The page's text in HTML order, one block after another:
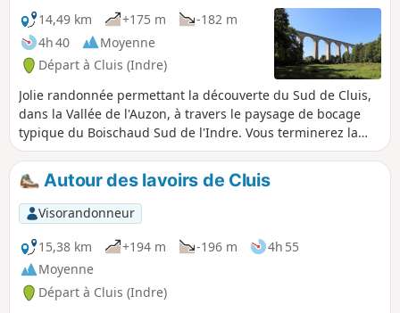
14,49 km +175 m
-182 m
4h 40
Moyenne
Départ à Cluis (Indre)
Jolie randonnée permettant la découverte du Sud de Cluis,
dans la Vallée de l'Auzon, à travers le paysage de bocage
typique du Boischaud Sud de l'Indre. Vous terminerez la
randonnée en passant au pied de l'impressionnant viaduc
ferroviaire.
Autour des lavoirs de Cluis
Visorandonneur
15,38 km
+194 m -196 m
4h 55
Moyenne
Départ à Cluis (Indre)